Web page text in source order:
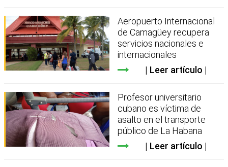
Aeropuerto Internacional
de Camagüey recupera
servicios nacionales e
internacionales
Leer artículo
Profesor universitario
cubano es víctima de
asalto en el transporte
público de La Habana
Leer artículo